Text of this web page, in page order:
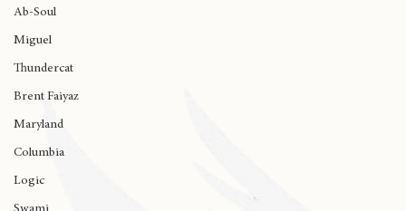
Mac
Ab-Soul
Miguel
Thundercat
Brent Faiyaz
Maryland
Columbia
Logic